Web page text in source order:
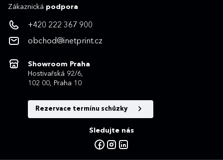
Zákaznická podpora
+420 222 367 900
obchod@inetprint.cz
Showroom Praha
Hostivařská 92/6,
102 00, Praha 10
Rezervace termínu schůzky
Sledujte nás